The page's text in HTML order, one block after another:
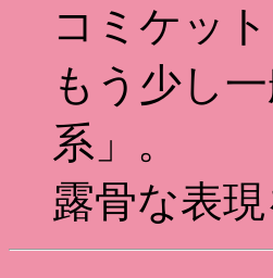
コミケッ
もう少し
系」。
露骨な表